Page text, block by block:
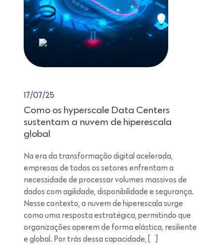
17/07/25
Como os hyperscale Data Centers
sustentam a nuvem de hiperescala
global
Na era da transformação digital acelerada,
empresas de todos os setores enfrentam a
necessidade de processar volumes massivos de
dados com agilidade, disponibilidade e segurança.
Nesse contexto, a nuvem de hiperescala surge
como uma resposta estratégica, permitindo que
organizações operem de forma elástica, resiliente
e global. Por trás dessa capacidade, […]